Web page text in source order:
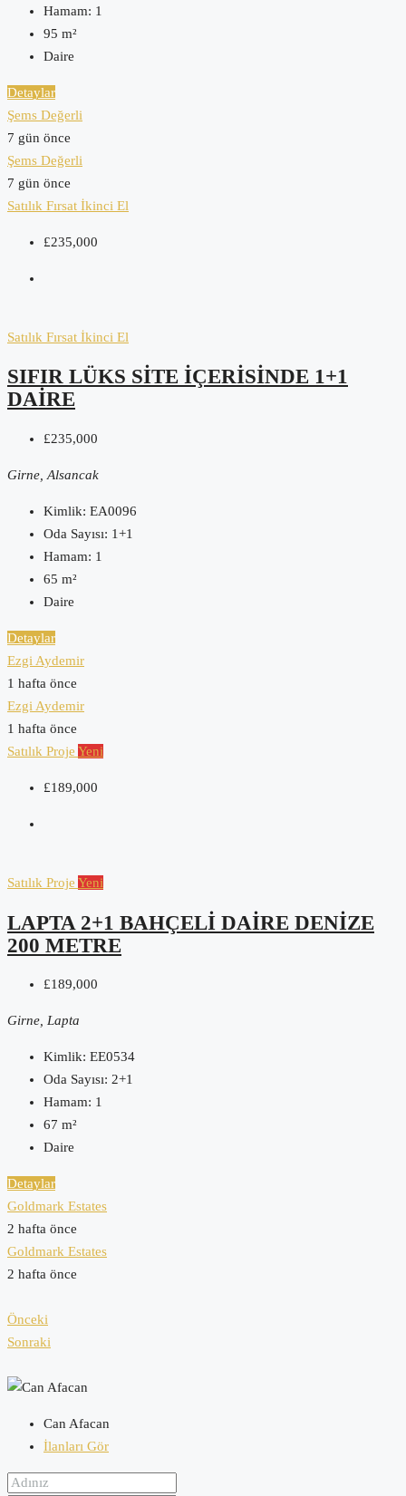
Hamam: 1
95 m²
Daire
Detaylar
Şems Değerli
7 gün önce
Şems Değerli
7 gün önce
Satılık Fırsat İkinci El
£235,000
Satılık Fırsat İkinci El
SIFIR LÜKS SITE İÇERISINDE 1+1
DAIRE
£235,000
Girne, Alsancak
Kimlik: EA0096
Oda Sayısı: 1+1
Hamam: 1
65 m²
Daire
Detaylar
Ezgi Aydemir
1 hafta önce
Ezgi Aydemir
1 hafta önce
Satılık Proje Yeni
£189,000
Satılık Proje Yeni
LAPTA 2+1 BAHÇELI DAIRE DENIZE
200 METRE
£189,000
Girne, Lapta
Kimlik: EE0534
Oda Sayısı: 2+1
Hamam: 1
67 m²
Daire
Detaylar
Goldmark Estates
2 hafta önce
Goldmark Estates
2 hafta önce
Önceki
Sonraki
Can Afacan
İlanları Gör